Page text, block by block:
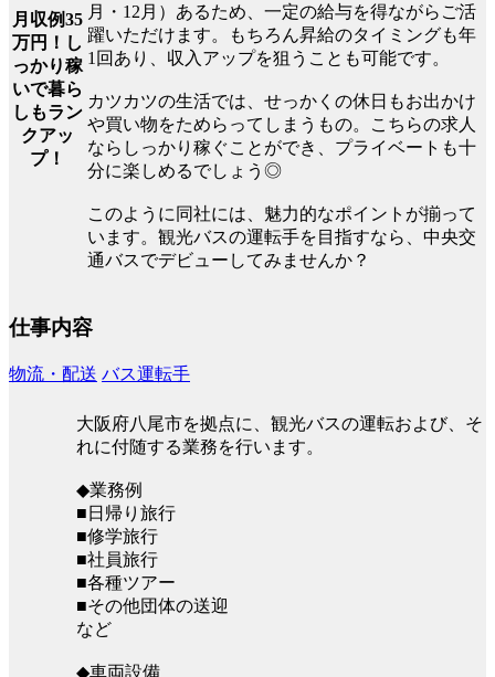
月収例35
万円！し
っかり稼
いで暮ら
しもラン
クアッ
プ！
月・12月）あるため、一定の給与を得ながらご活
躍いただけます。もちろん昇給のタイミングも年
1回あり、収入アップを狙うことも可能です。
カツカツの生活では、せっかくの休日もお出かけ
や買い物をためらってしまうもの。こちらの求人
ならしっかり稼ぐことができ、プライベートも十
分に楽しめるでしょう◎
このように同社には、魅力的なポイントが揃って
います。観光バスの運転手を目指すなら、中央交
通バスでデビューしてみませんか？
仕事内容
物流・配送 バス運転手
大阪府八尾市を拠点に、観光バスの運転および、そ
れに付随する業務を行います。
◆業務例
■日帰り旅行
■修学旅行
■社員旅行
■各種ツアー
■その他団体の送迎
など
◆車両設備